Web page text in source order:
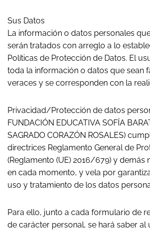
Sus Datos
La información o datos personales
serán tratados con arreglo a lo
Políticas de Protección de Datos. El
toda la información o datos que sean
veraces y se corresponden con la
Privacidad/Protección de datos
FUNDACIÓN EDUCATIVA SOFÍA
SAGRADO CORAZÓN ROSALES)
directrices Reglamento General de
(Reglamento (UE) 2016/679) y demás
en cada momento, y vela por
uso y tratamiento de los datos
Para ello, junto a cada formulario de
de carácter personal, se hará saber al